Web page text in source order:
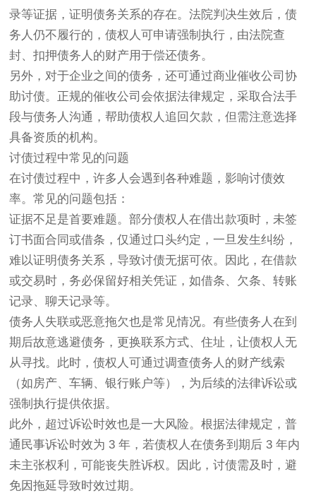
录等证据，证明债务关系的存在。法院判决生效后，债
务人仍不履行的，债权人可申请强制执行，由法院查
封、扣押债务人的财产用于偿还债务。
另外，对于企业之间的债务，还可通过商业催收公司协
助讨债。正规的催收公司会依据法律规定，采取合法手
段与债务人沟通，帮助债权人追回欠款，但需注意选择
具备资质的机构。
讨债过程中常见的问题
在讨债过程中，许多人会遇到各种难题，影响讨债效
率。常见的问题包括：
证据不足是首要难题。部分债权人在借出款项时，未签
订书面合同或借条，仅通过口头约定，一旦发生纠纷，
难以证明债务关系，导致讨债无据可依。因此，在借款
或交易时，务必保留好相关凭证，如借条、欠条、转账
记录、聊天记录等。
债务人失联或恶意拖欠也是常见情况。有些债务人在到
期后故意逃避债务，更换联系方式、住址，让债权人无
从寻找。此时，债权人可通过调查债务人的财产线索
（如房产、车辆、银行账户等），为后续的法律诉讼或
强制执行提供依据。
此外，超过诉讼时效也是一大风险。根据法律规定，普
通民事诉讼时效为 3 年，若债权人在债务到期后 3 年内
未主张权利，可能丧失胜诉权。因此，讨债需及时，避
免因拖延导致时效过期。